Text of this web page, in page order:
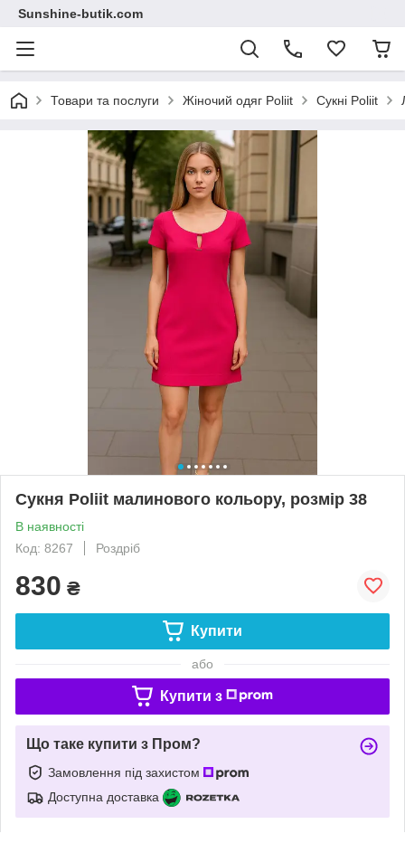
Sunshine-butik.com
Товари та послуги Жіночий одяг Poliit Сукні Poliit
Сукня Poliit малинового кольору, розмір 38
В наявності
Код: 8267
Роздріб
830 ₴
Купити
або
Купити з
Що таке купити з Пром?
Замовлення під захистом
Доступна доставка